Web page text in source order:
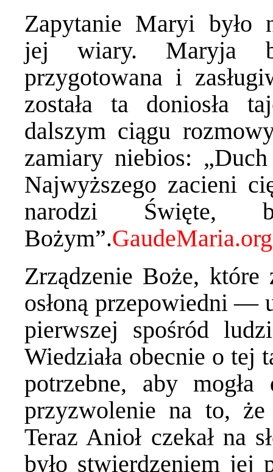
Zapytanie Maryi było
jej wiary. Maryja
przygotowana i
została ta doniosła
dalszym ciągu
zamiary niebios:
Najwyższego zacieni
narodzi Święte,
Bożym”.
Zrządzenie Boże, które
osłoną przepowiedni —
pierwszej spośród
Wiedziała obecnie o tej
potrzebne, aby
przyzwolenie na to,
Teraz Anioł czekał na
było stwierdzeniem jej